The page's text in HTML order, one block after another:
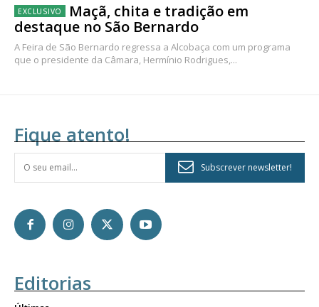
Maçã, chita e tradição em
destaque no São Bernardo
A Feira de São Bernardo regressa a Alcobaça com um programa
que o presidente da Câmara, Hermínio Rodrigues,...
Fique atento!
Subscrever newsletter!
Editorias